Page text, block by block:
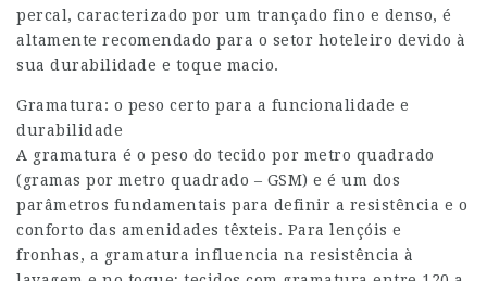
percal, caracterizado por um trançado fino e denso, é
altamente recomendado para o setor hoteleiro devido à
sua durabilidade e toque macio.
Gramatura: o peso certo para a funcionalidade e
durabilidade
A gramatura é o peso do tecido por metro quadrado
(gramas por metro quadrado – GSM) e é um dos
parâmetros fundamentais para definir a resistência e o
conforto das amenidades têxteis. Para lençóis e
fronhas, a gramatura influencia na resistência à